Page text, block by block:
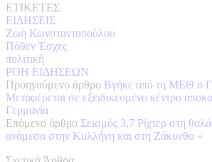
ΕΤΙΚΕΤΕΣ
ΕΙΔΗΣΕΙΣ
Ζωή Κωνσταντοπούλου
Πόθεν Έσχες
πολιτική
ΡΟΗ ΕΙΔΗΣΕΩΝ
Προηγούμενο άρθρο Βγήκε από τη ΜΕΘ ο
Μεταφέρεται σε εξειδικευμένο κέντρο
Γερμανία
Επόμενο άρθρο Σεισμός 3,7 Ρίχτερ στη
ανάμεσα στην Κυλλήνη και στη Ζάκυνθο »